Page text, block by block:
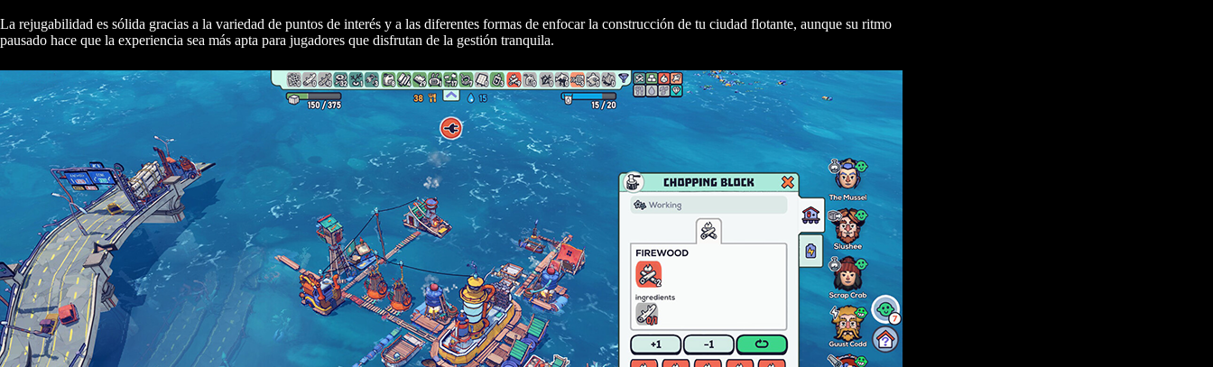
La rejugabilidad es sólida gracias a la variedad de puntos de interés y a las diferentes formas de enfocar la construcción de tu ciudad flotante, aunque su ritmo
pausado hace que la experiencia sea más apta para jugadores que disfrutan de la gestión tranquila.